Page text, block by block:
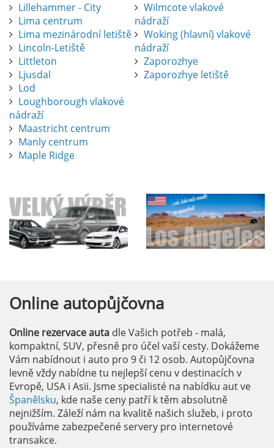
Lillehammer - City
Lima centrum
Lima mezinárodní letiště
Lincoln-Letiště
Littleton
Ljusdal
Lod
Loughborough vlakové
nádraží
Maastricht centrum
Manly centrum
Maple Ridge
Wilmcote vlakové
nádraží
Woking (hlavní) vlakové
nádraží
Zaporozhye
Zaporozhye letiště
Online autopůjčovna
Online rezervace auta dle Vašich potřeb - malá,
kompaktní, SUV, přesně pro účel vaší cesty. Dokážeme
Vám nabídnout i auto pro 9 či 12 osob. Autopůjčovna
levně vždy nabídne tu nejlepší cenu v destinacích v
Evropě, USA i Asii. Jsme specialisté na nabídku aut ve
Španělsku, kde naše ceny patří k těm absolutně
nejnižším. Záleží nám na kvalitě našich služeb, i proto
používáme zabezpečené servery pro internetové
transakce.